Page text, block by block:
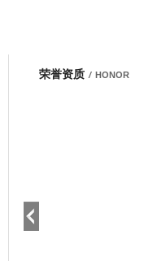
荣誉资质 / HONOR